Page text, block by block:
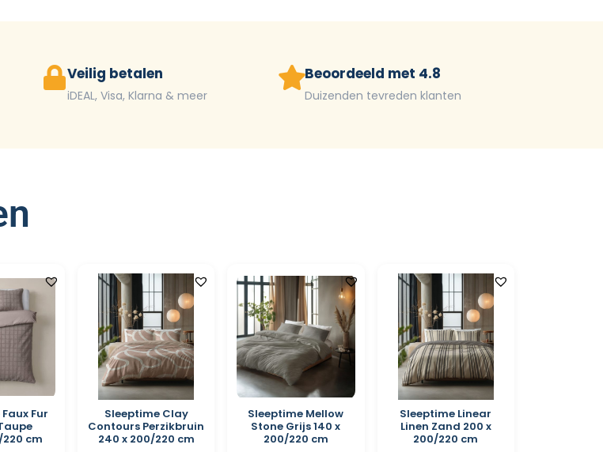
Veilig betalen
iDEAL, Visa, Klarna & meer
Beoordeeld met 4.8
Duizenden tevreden klanten
Fur
cm
Sleeptime Clay
Contours Perzikbruin
240 x 200/220 cm
Sleeptime Mellow
Stone Grijs 140 x
200/220 cm
Sleeptime Linear
Linen Zand 200 x
200/220 cm